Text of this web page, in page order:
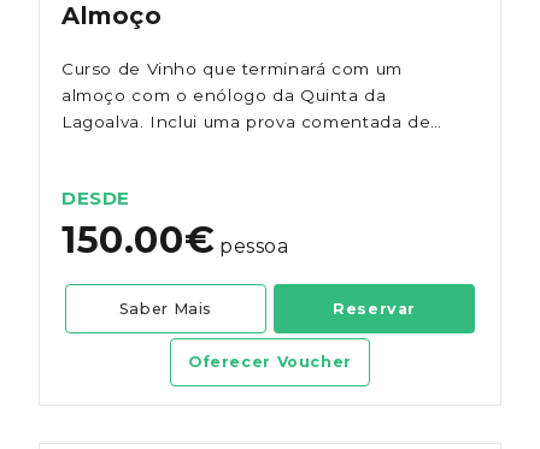
Almoço
Curso de Vinho que terminará com um
almoço com o enólogo da Quinta da
Lagoalva. Inclui uma prova comentada de
DESDE
150.00€ pessoa
Saber Mais Reservar
Oferecer Voucher